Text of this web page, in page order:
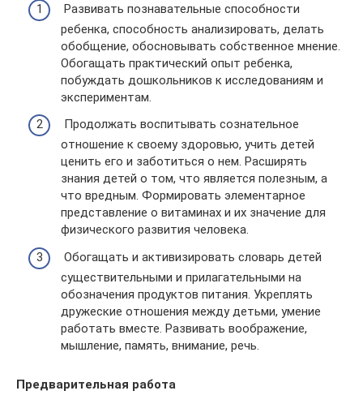
Развивать познавательные способности
ребенка, способность анализировать, делать
обобщение, обосновывать собственное мнение.
Обогащать практический опыт ребенка,
побуждать дошкольников к исследованиям и
экспериментам.
Продолжать воспитывать сознательное
отношение к своему здоровью, учить детей
ценить его и заботиться о нем. Расширять
знания детей о том, что является полезным, а
что вредным. Формировать элементарное
представление о витаминах и их значение для
физического развития человека.
Обогащать и активизировать словарь детей
существительными и прилагательными на
обозначения продуктов питания. Укреплять
дружеские отношения между детьми, умение
работать вместе. Развивать воображение,
мышление, память, внимание, речь.
Предварительная работа